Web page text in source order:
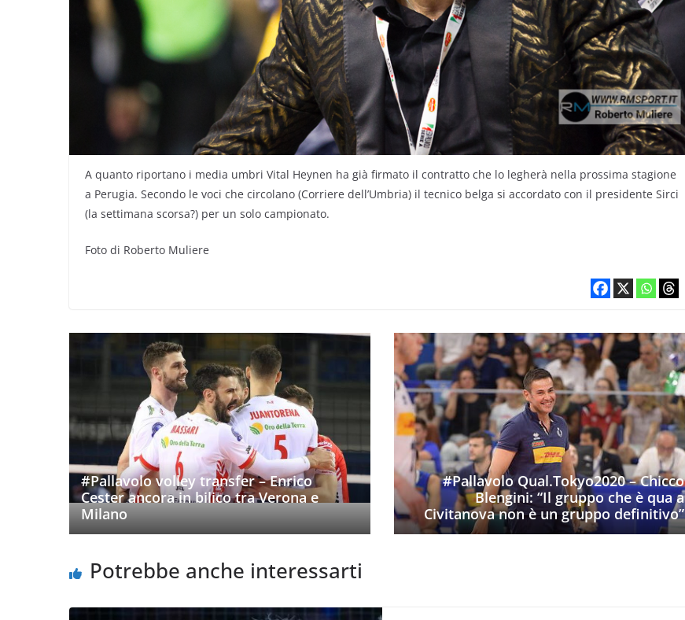
A quanto riportano i media umbri Vital Heynen ha già firmato il contratto che lo legherà nella prossima stagione
a Perugia. Secondo le voci che circolano (Corriere dell’Umbria) il tecnico belga si accordato con il presidente Sirci
(la settimana scorsa?) per un solo campionato.
Foto di Roberto Muliere
#Pallavolo volley transfer – Enrico
Cester ancora in bilico tra Verona e
Milano
#Pallavolo Qual.Tokyo2020 – Chicco
Blengini: “Il gruppo che è qua a
Civitanova non è un gruppo definitivo”
Potrebbe anche interessarti